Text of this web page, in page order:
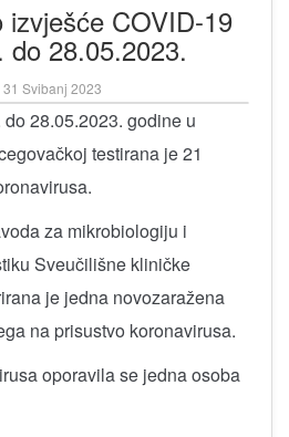
izvješće COVID-19
do 28.05.2023.
31 Svibanj 2023
28.05.2023. godine u
testirana je 21
za mikrobiologiju i
Sveučilišne kliničke
je jedna novozaražena
na prisustvo koronavirusa.
oporavila se jedna osoba